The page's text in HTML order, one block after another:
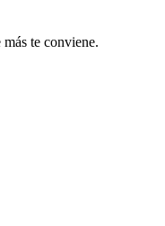
te conviene.